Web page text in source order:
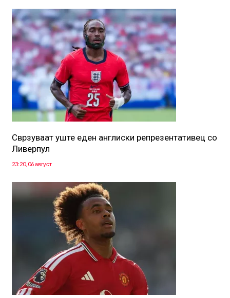
Сврзуваат уште еден англиски репрезентативец со
Ливерпул
23:20, 06 август